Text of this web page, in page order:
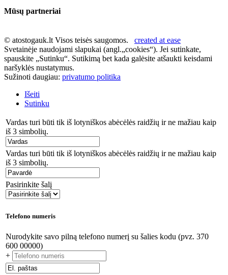
Mūsų partneriai
© atostogauk.lt Visos teisės saugomos. created at ease
Svetainėje naudojami slapukai (angl.„cookies“). Jei sutinkate,
spauskite „Sutinku“. Sutikimą bet kada galėsite atšaukti keisdami
naršyklės nustatymus.
Sužinoti daugiau: privatumo politika
Išeiti
Sutinku
Vardas turi būti tik iš lotyniškos abėcėlės raidžių ir ne mažiau kaip
iš 3 simbolių.
Vardas turi būti tik iš lotyniškos abėcėlės raidžių ir ne mažiau kaip
iš 3 simbolių.
Pasirinkite šalį
Telefono numeris
Nurodykite savo pilną telefono numerį su šalies kodu (pvz. 370
600 00000)
+